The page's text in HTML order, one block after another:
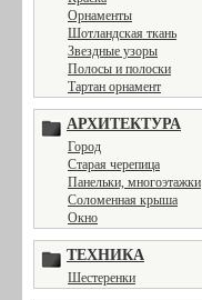
Орнаменты
Шотландская ткань
Звездные узоры
Полосы и полоски
Тартан орнамент
АРХИТЕКТУРА
Город
Старая черепица
Панельки, многоэтажки
Соломенная крыша
Окно
ТЕХНИКА
Шестеренки